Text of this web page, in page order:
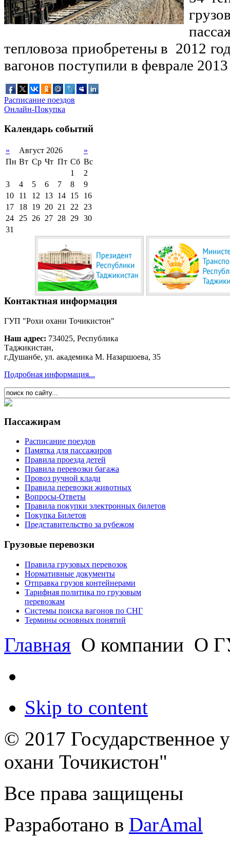
тепловоза приобретены в 2012
вагонов поступили в феврале 2013
Расписание поездов
Онлайн-Покупка
Календарь событий
« Август 2026
»
Пн Вт Ср Чт Пт Сб Вс
1
2
3
4 5 6 7 8
9
10
11 12 13 14 15
16
17
18 19 20 21 22
23
24
25 26 27 28 29 30
31
Контактная информация
ГУП "Рохи охани Точикистон"
Наш адрес: 734025, Республика
Таджикистан,
г.Душанбе, ул. академика М. Назаршоева, 35
Подробная информация...
Пассажирам
Расписание поездов
Памятка для пассажиров
Правила проезда детей
Правила перевозки багажа
Провоз ручной клади
Правила перевозки животных
Вопросы-Ответы
Правила покупки электронных билетов
Покупка Билетов
Представительство за рубежом
Грузовые перевозки
Правила грузовых перевозок
Нормативные документы
Отправка грузов контейнерами
Тарифная политика по грузовым
перевозкам
Системы поиска вагонов по СНГ
Термины основных понятий
Главная О компании О
Skip to content
© 2017 Государственное
охани Точикистон"
Все права защищены
Разработано в DarAmal